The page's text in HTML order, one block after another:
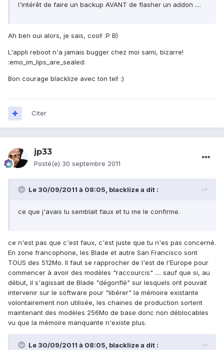
l'intérêt de faire un backup AVANT de flasher un addon ....
Ah ben oui alors, je sais, cool! :P B)
L'appli reboot n'a jamais bugger chez moi sami, bizarre!
:emo_im_lips_are_sealed:
Bon courage blacklize avec ton tel! :)
Citer
jp33
Posté(e) 30 septembre 2011
Le 30/09/2011 à 08:05, blacklize a dit :
ce que j'avais lu semblait faux et tu me le confirme.
ce n'est pas que c'est faux, c'est juste que tu n'es pas concerné.
En zone francophone, les Blade et autre San Francisco sont
TOUS des 512Mo. Il faut se rapprocher de l'est de l'Europe pour
commencer à avoir des modèles "raccourcis" .... sauf que si, au
début, il s'agissait de Blade "dégonflé" sur lesquels ont pouvait
intervenir sur le software pour "libérer" la mémoire existante
volontairement non utilisée, les chaines de production sortent
maintenant des modèles 256Mo de base donc non déblocables
vu que la mémoire manquante n'existe plus.
Le 30/09/2011 à 08:05, blacklize a dit :